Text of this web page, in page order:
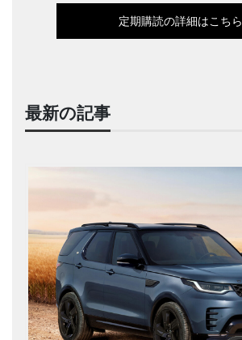
定期購読の詳細はこちら
最新の記事